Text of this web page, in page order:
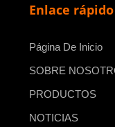
Enlace rápido
Página De Inicio
SOBRE
PRODUCTOS
NOTICIAS